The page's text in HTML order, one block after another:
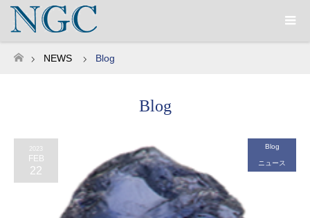
ホーム
NEWS Blog
Blog
2023
FEB
22
Blog
ニュース